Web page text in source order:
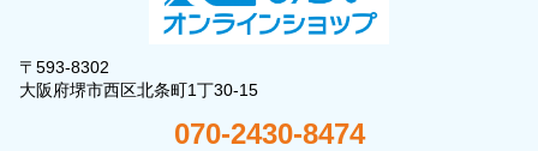
〒593-8302
大阪府堺市西区北条町1丁30-15
070-2430-8474